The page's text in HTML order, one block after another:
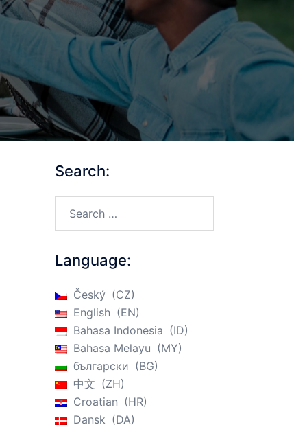
Search:
Language:
Český
CZ
English
EN
Bahasa Indonesia
ID
Bahasa Melayu
MY
български
BG
中文
ZH
Croatian
HR
Dansk
DA